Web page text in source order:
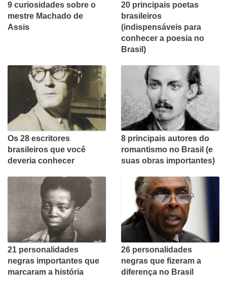
9 curiosidades sobre o
mestre Machado de
Assis
20 principais poetas
brasileiros
(indispensáveis para
conhecer a poesia no
Brasil)
Os 28 escritores
brasileiros que você
deveria conhecer
8 principais autores do
romantismo no Brasil (e
suas obras importantes)
21 personalidades
negras importantes que
marcaram a história
26 personalidades
negras que fizeram a
diferença no Brasil